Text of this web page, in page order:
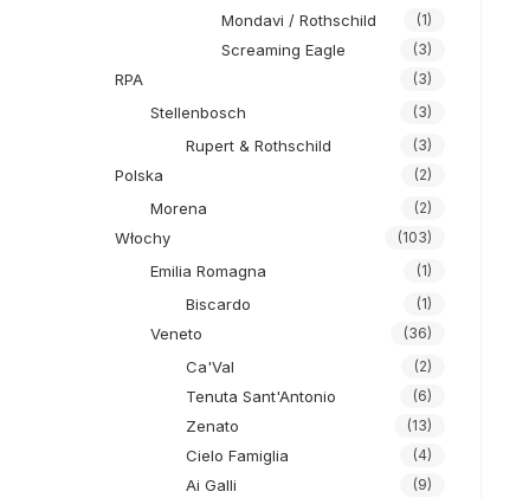
Mondavi / Rothschild (1)
Screaming Eagle (3)
RPA (3)
Stellenbosch (3)
Rupert & Rothschild (3)
Polska (2)
Morena (2)
Włochy (103)
Emilia Romagna (1)
Biscardo (1)
Veneto (36)
Ca'Val (2)
Tenuta Sant'Antonio (6)
Zenato (13)
Cielo Famiglia (4)
Ai Galli (9)